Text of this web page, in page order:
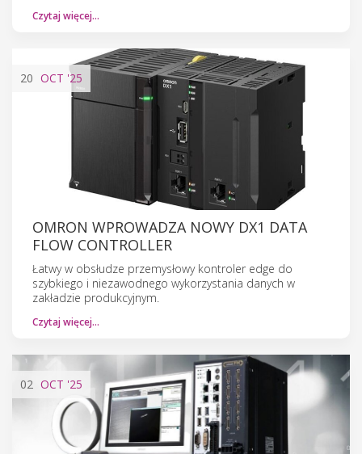
Czytaj więcej…
20 OCT '25
OMRON WPROWADZA NOWY DX1 DATA
FLOW CONTROLLER
Łatwy w obsłudze przemysłowy kontroler edge do
szybkiego i niezawodnego wykorzystania danych w
zakładzie produkcyjnym.
Czytaj więcej…
02 OCT '25